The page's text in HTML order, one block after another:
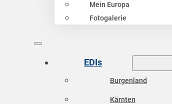
Mein Europa
Fotogalerie
EDIs
Burgenland
Kärnten